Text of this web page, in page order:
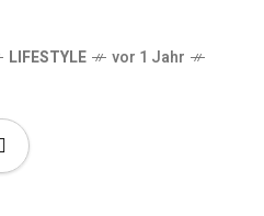
LIFESTYLE
vor 1 Jahr